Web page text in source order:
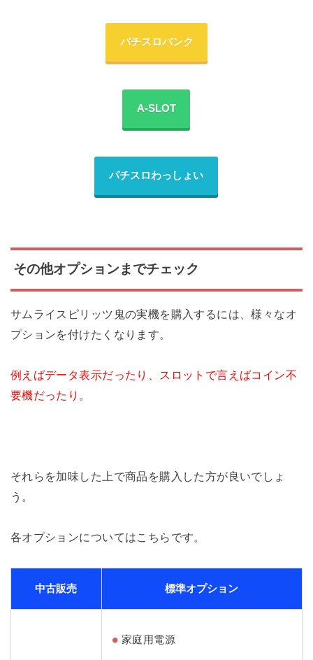
パチスロバンク
A-SLOT
パチスロわっしょい
その他オプションまでチェック
サムライスピリッツ鬼の実機を購入するには、様々なオ
プションを付けたくなります。
例えばデータ表示だったり、スロットで言えばコイン不
要機だったり。
それらを加味した上で商品を購入した方が良いでしょ
う。
各オプションについてはこちらです。
中古販売 標準オプション
家庭用電源